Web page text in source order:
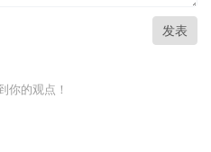
发表
你的观点！